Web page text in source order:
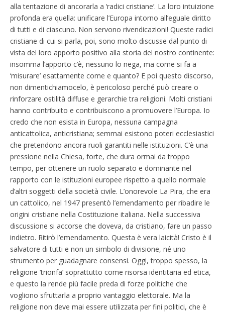
alla tentazione di ancorarla a ‘radici cristiane’. La loro intuizione
profonda era quella: unificare l’Europa intorno all’eguale diritto
di tutti e di ciascuno. Non servono rivendicazioni! Queste radici
cristiane di cui si parla, poi, sono molto discusse dal punto di
vista del loro apporto positivo alla storia del nostro continente:
insomma l’apporto c’è, nessuno lo nega, ma come si fa a
‘misurare’ esattamente come e quanto? E poi questo discorso,
non dimentichiamocelo, è pericoloso perché può creare o
rinforzare ostilità diffuse e gerarchie tra religioni. Molti cristiani
hanno contribuito e contribuiscono a promuovere l’Europa. Io
credo che non esista in Europa, nessuna campagna
anticattolica, anticristiana; semmai esistono poteri ecclesiastici
che pretendono ancora ruoli garantiti nelle istituzioni. C’è una
pressione nella Chiesa, forte, che dura ormai da troppo
tempo, per ottenere un ruolo separato e dominante nel
rapporto con le istituzioni europee rispetto a quello normale
d’altri soggetti della società civile. L’onorevole La Pira, che era
un cattolico, nel 1947 presentò l’emendamento per ribadire le
origini cristiane nella Costituzione italiana. Nella successiva
discussione si accorse che doveva, da cristiano, fare un passo
indietro. Ritirò l’emendamento. Questa è vera laicità! Cristo è il
salvatore di tutti e non un simbolo di divisione, né uno
strumento per guadagnare consensi. Oggi, troppo spesso, la
religione ‘trionfa’ soprattutto come risorsa identitaria ed etica,
e questo la rende più facile preda di forze politiche che
vogliono sfruttarla a proprio vantaggio elettorale. Ma la
religione non deve mai essere utilizzata per fini politici, che è